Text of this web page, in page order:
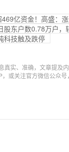
亿资金！高盛：
东户数0.78万户，
科技触及跌停
真实、准确，文章提及
，或关注官方微信公众